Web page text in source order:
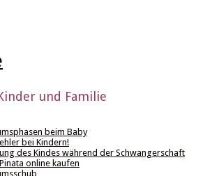
und Familie
beim Baby
bei Kindern!
des Kindes während der Schwangerschaft
online kaufen